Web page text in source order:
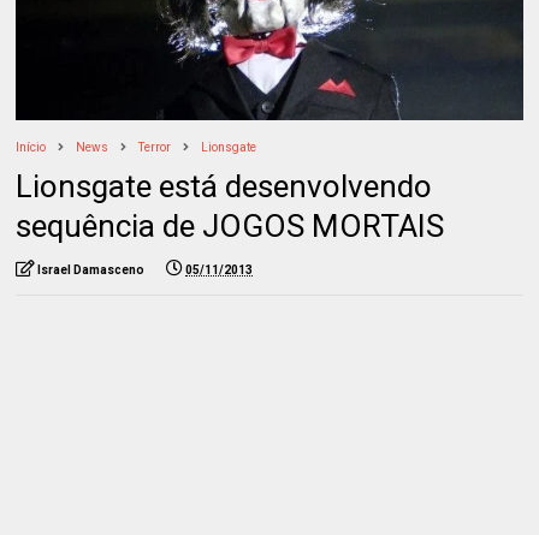
Início News Terror Lionsgate
Lionsgate está desenvolvendo
sequência de JOGOS MORTAIS
Israel Damasceno 05/11/2013